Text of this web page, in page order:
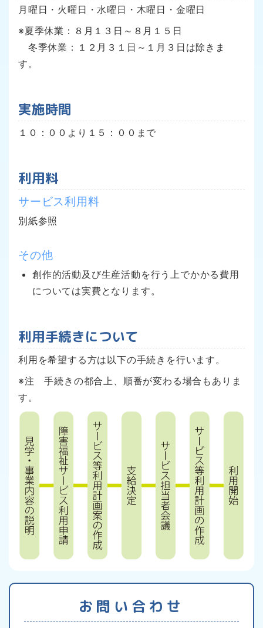
月曜日・火曜日・水曜日・木曜日・金曜日
※夏季休業：８月１３日～８月１５日
冬季休業：１２月３１日～１月３日は除きま
す。
実施時間
１０：００より１５：００まで
利用料
サービス利用料
別紙参照
その他
創作的活動及び生産活動を行う上でかかる費用
については実費となります。
利用手続きについて
利用を希望する方は以下の手続きを行います。
※注 手続きの都合上、順番が変わる場合もありま
す。
お問い合わせ